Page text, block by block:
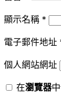
顯示名稱 *
電子郵件地址
個人網站網址
在瀏覽器